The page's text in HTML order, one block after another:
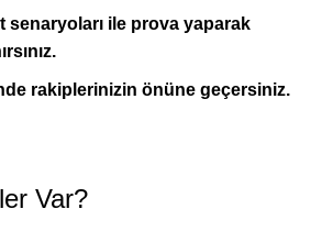
senaryoları ile prova yaparak
rakiplerinizin önüne geçersiniz.
Var?